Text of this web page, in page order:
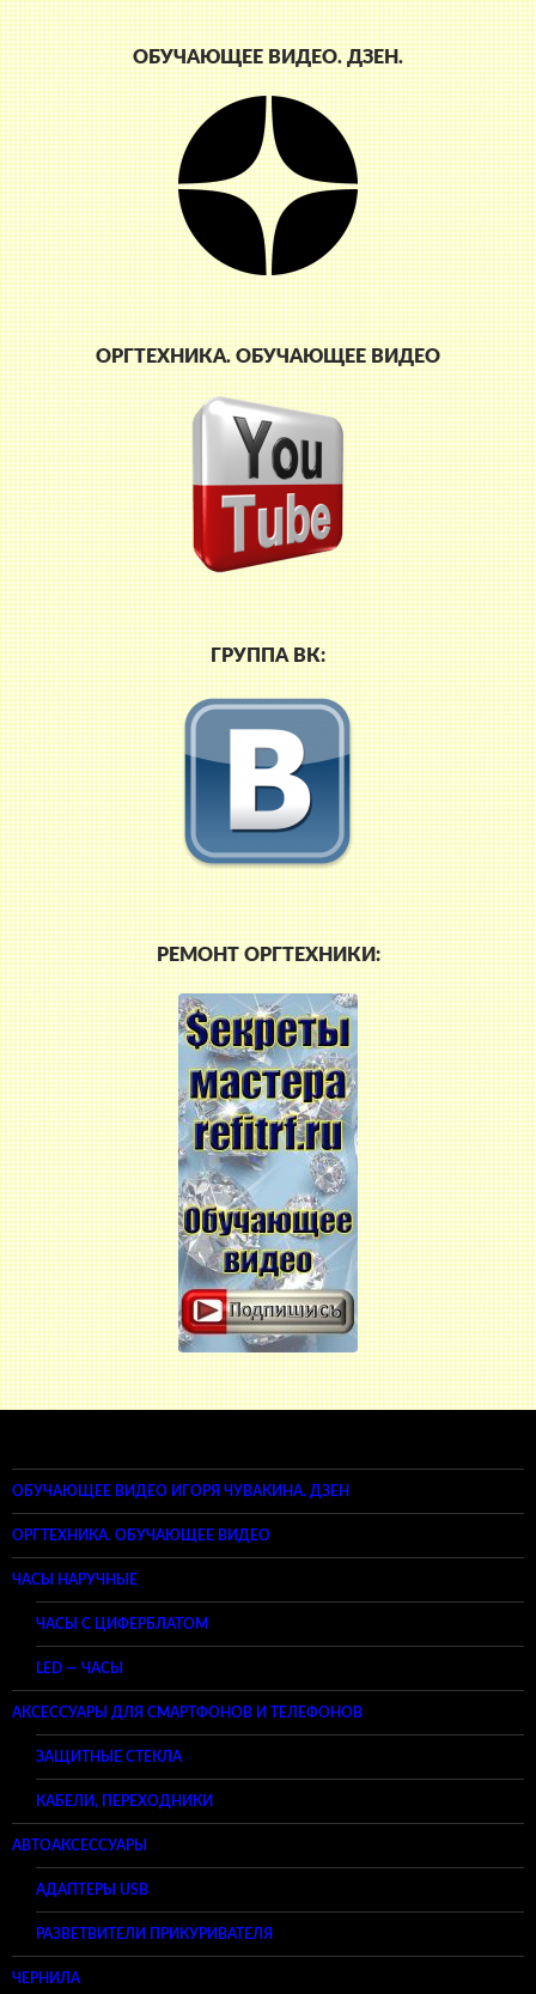
ОБУЧАЮЩЕЕ ВИДЕО. ДЗЕН.
ОРГТЕХНИКА. ОБУЧАЮЩЕЕ ВИДЕО
ГРУППА ВК:
РЕМОНТ ОРГТЕХНИКИ:
ОБУЧАЮЩЕЕ ВИДЕО ИГОРЯ ЧУВАКИНА. ДЗЕН
ОРГТЕХНИКА. ОБУЧАЮЩЕЕ ВИДЕО
ЧАСЫ НАРУЧНЫЕ
ЧАСЫ С ЦИФЕРБЛАТОМ
LED — ЧАСЫ
АКСЕССУАРЫ ДЛЯ СМАРТФОНОВ И ТЕЛЕФОНОВ
ЗАЩИТНЫЕ СТЕКЛА
КАБЕЛИ, ПЕРЕХОДНИКИ
АВТОАКСЕССУАРЫ
АДАПТЕРЫ USB
РАЗВЕТВИТЕЛИ ПРИКУРИВАТЕЛЯ
ЧЕРНИЛА